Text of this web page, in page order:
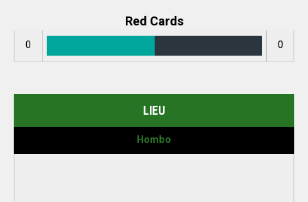
Red Cards
0 0
LIEU
Hombo